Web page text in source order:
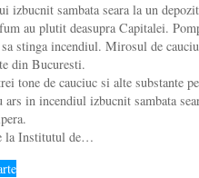
izbucnit sambata seara la un
au plutit deasupra Capitalei.
sa stinga incendiul. Mirosul de
din Bucuresti.
tone de cauciuc si alte substante
ars in incendiul izbucnit sambata
la Institutul de…